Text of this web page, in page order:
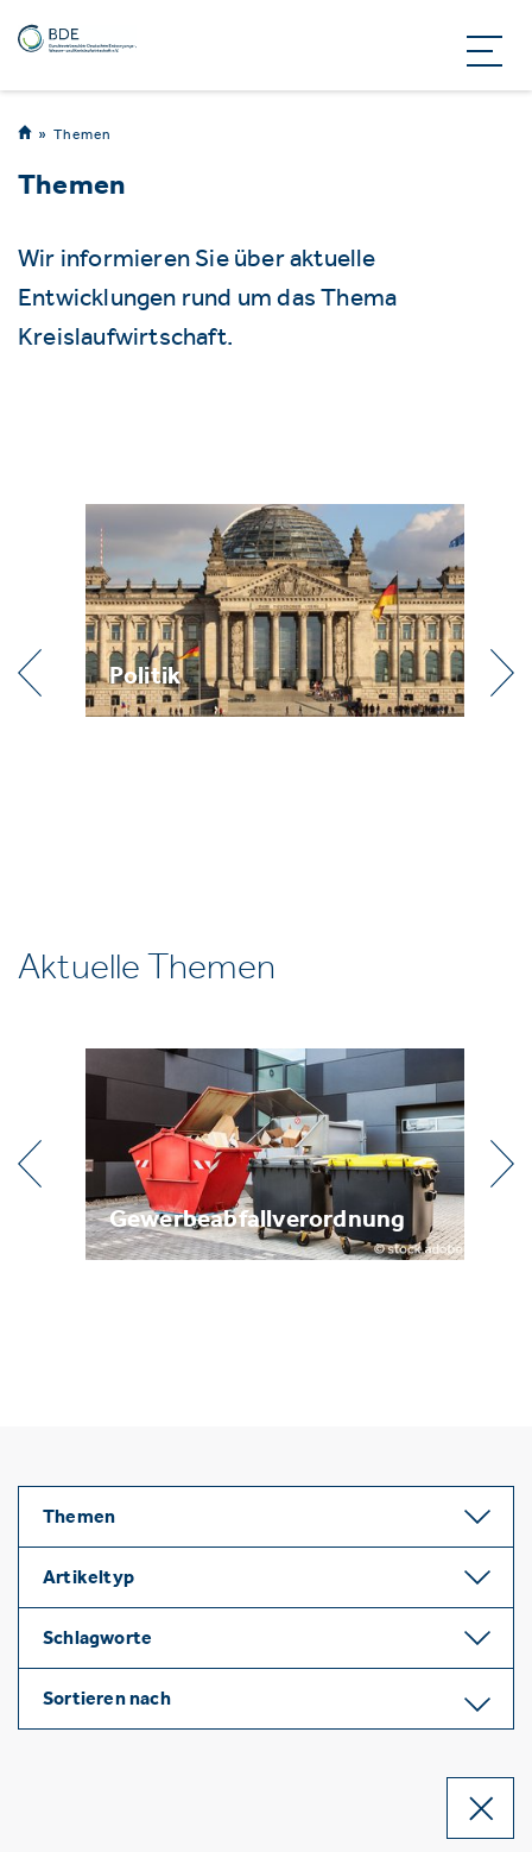
Themen
Themen
Wir informieren Sie über aktuelle
Entwicklungen rund um das Thema
Kreislaufwirtschaft.
Praxis
Aktuelle Themen
Gewerbeabfallverordnung
Themen
Artikeltyp
Schlagworte
Sortieren nach